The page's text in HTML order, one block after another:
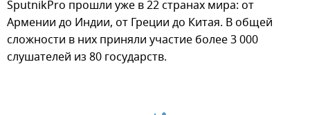
SputnikPro прошли уже в 22 странах мира: от
Армении до Индии, от Греции до Китая. В общей
сложности в них приняли участие более 3 000
слушателей из 80 государств.